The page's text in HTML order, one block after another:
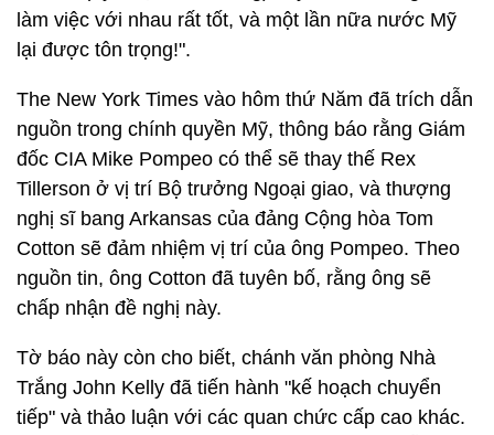
làm việc với nhau rất tốt, và một lần nữa nước Mỹ
lại được tôn trọng!".
The New York Times vào hôm thứ Năm đã trích dẫn
nguồn trong chính quyền Mỹ, thông báo rằng Giám
đốc CIA Mike Pompeo có thể sẽ thay thế Rex
Tillerson ở vị trí Bộ trưởng Ngoại giao, và thượng
nghị sĩ bang Arkansas của đảng Cộng hòa Tom
Cotton sẽ đảm nhiệm vị trí của ông Pompeo. Theo
nguồn tin, ông Cotton đã tuyên bố, rằng ông sẽ
chấp nhận đề nghị này.
Tờ báo này còn cho biết, chánh văn phòng Nhà
Trắng John Kelly đã tiến hành "kế hoạch chuyển
tiếp" và thảo luận với các quan chức cấp cao khác.